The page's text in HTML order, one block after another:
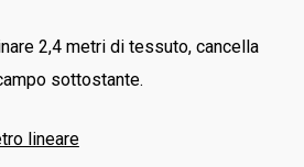
2,4 metri di tessuto, cancella
sottostante.
lineare